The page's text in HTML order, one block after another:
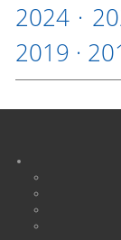
2024 ·
2019 ·